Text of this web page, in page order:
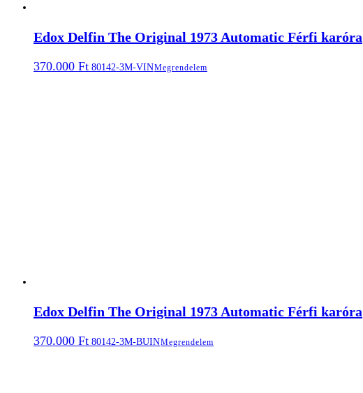
Edox Delfin The Original 1973 Automatic Férfi karóra
370.000 Ft 80142-3M-VINMegrendelem
Edox Delfin The Original 1973 Automatic Férfi karóra
370.000 Ft 80142-3M-BUINMegrendelem